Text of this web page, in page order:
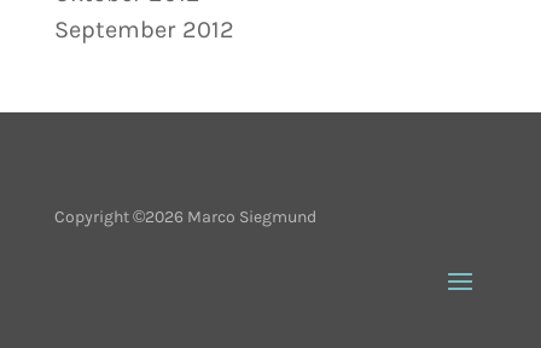
September 2012
Copyright ©2026 Marco Siegmund